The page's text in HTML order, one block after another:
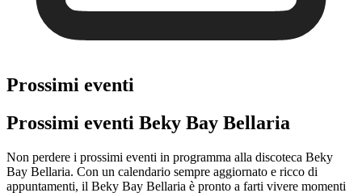
Prossimi eventi
Prossimi eventi Beky Bay Bellaria
Non perdere i prossimi eventi in programma alla discoteca Beky
Bay Bellaria. Con un calendario sempre aggiornato e ricco di
appuntamenti, il Beky Bay Bellaria è pronto a farti vivere momenti